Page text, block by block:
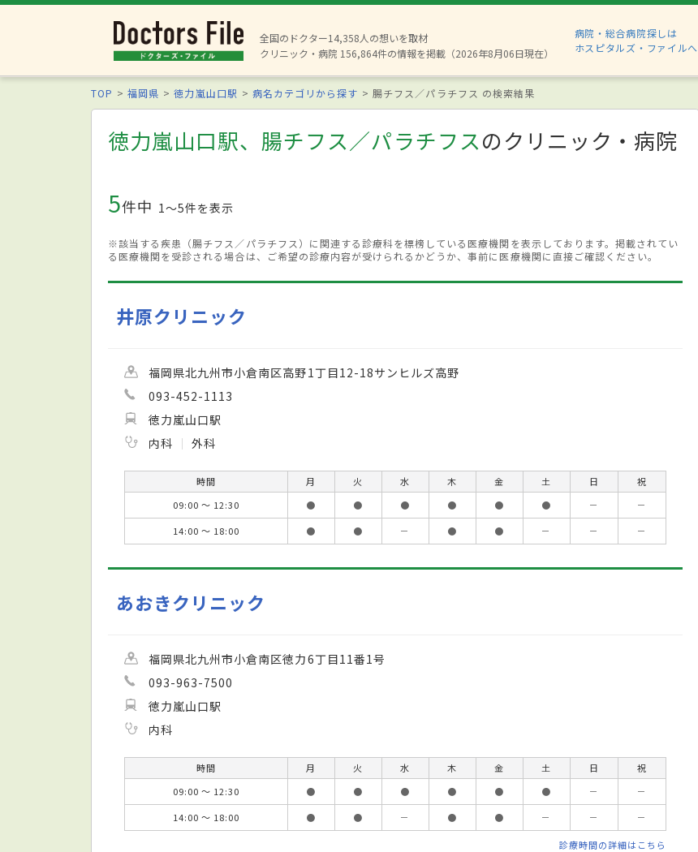
全国のドクター14,358人の想いを取材
クリニック・病院 156,864件の情報を掲載（2026年8月06日現在）
病院・総合病院探しは
ホスピタルズ・ファイルへ
TOP 福岡県 徳力嵐山口駅 病名カテゴリから探す 腸チフス／パラチフス の検索結果
徳力嵐山口駅、腸チフス／パラチフスのクリニック・病院
5件中 1〜5件を表示
※該当する疾患（腸チフス／パラチフス）に関連する診療科を標榜している医療機関を表示しております。掲載されてい
る医療機関を受診される場合は、ご希望の診療内容が受けられるかどうか、事前に医療機関に直接ご確認ください。
井原クリニック
福岡県北九州市小倉南区高野1丁目12-18サンヒルズ高野
093-452-1113
徳力嵐山口駅
内科
外科
時間 月 火 水 木 金 土 日
祝
09:00 ～ 12:30
● ● ● ● ● ● －
－
14:00 ～ 18:00
● ● － ● ● － － －
あおきクリニック
福岡県北九州市小倉南区徳力6丁目11番1号
093-963-7500
徳力嵐山口駅
内科
時間 月 火 水 木 金 土 日
祝
09:00 ～ 12:30
● ● ● ● ● ● －
－
14:00 ～ 18:00
● ● － ● ● － － －
診療時間の詳細はこちら